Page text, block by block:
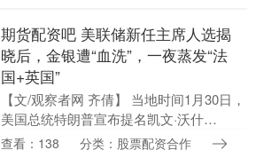
峙如门而得....
期货配资吧 美联储新任主席人选揭
晓后，金银遭“血洗”，一夜蒸发“法
国+英国”
【文/观察者网 齐倩】 当地时间1月30日，
美国总统特朗普宣布提名凯文·沃什
（Kevin Warsh）为下任美联储主席。 市
查看：138 分类：股票配资合作